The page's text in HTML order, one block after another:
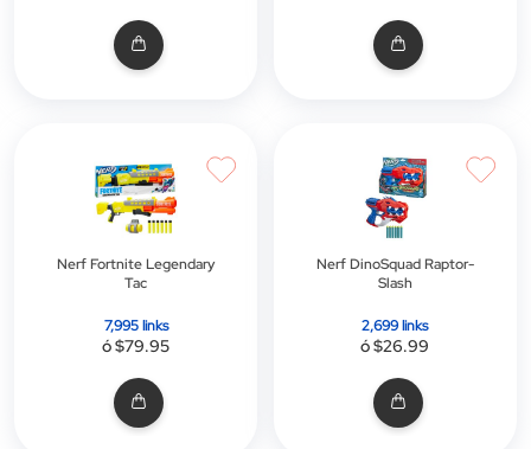
Nerf Fortnite Legendary
Tac
7,995 links
ó $79.95
Nerf DinoSquad Raptor-
Slash
2,699 links
ó $26.99